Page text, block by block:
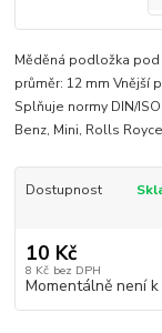
Měděná podložka pod
průměr: 12 mm Vnější
Splňuje normy DIN/
Benz, Mini, Rolls
Dostupnost
10 Kč
8 Kč bez DPH
Momentálně není